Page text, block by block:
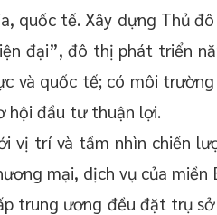
quốc tế. Xây dựng Thủ
đại”, đô thị phát triển
và quốc tế; có môi
hội đầu tư thuận lợi.
vị trí và tầm nhìn chiến
mại, dịch vụ của miền
trung ương đều đặt trụ